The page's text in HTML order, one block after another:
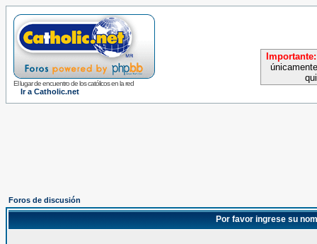
El lugar de encuentro de los católicos en la red
Ir a Catholic.net
Importante:
Foros de discusión
Por favor ingrese su